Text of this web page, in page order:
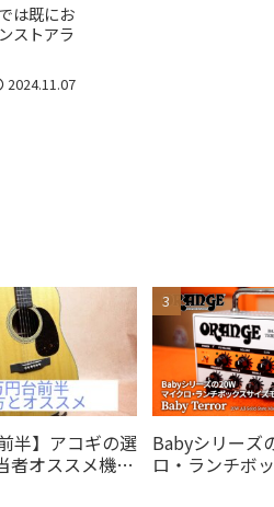
は既にお
ストアラ
2024.11.07
半】アコギの選
者オススメ機種
Babyシリーズ
ロ・ランチボ